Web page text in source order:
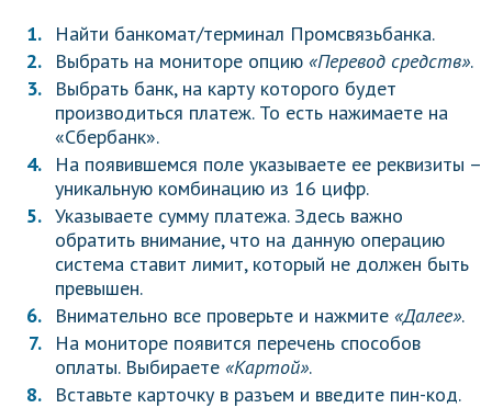
Найти банкомат/терминал Промсвязьбанка.
Выбрать на мониторе опцию «Перевод средств».
Выбрать банк, на карту которого будет
производиться платеж. То есть нажимаете на
«Сбербанк».
На появившемся поле указываете ее реквизиты –
уникальную комбинацию из 16 цифр.
Указываете сумму платежа. Здесь важно
обратить внимание, что на данную операцию
система ставит лимит, который не должен быть
превышен.
Внимательно все проверьте и нажмите «Далее».
На мониторе появится перечень способов
оплаты. Выбираете «Картой».
Вставьте карточку в разъем и введите пин-код.